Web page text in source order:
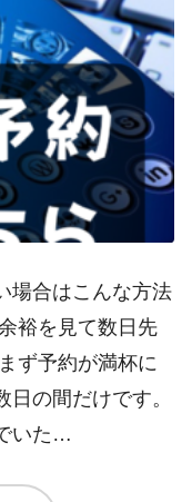
場合はこんな方法
裕を見て数日先
ず予約が満杯に
の間だけです。
いた…